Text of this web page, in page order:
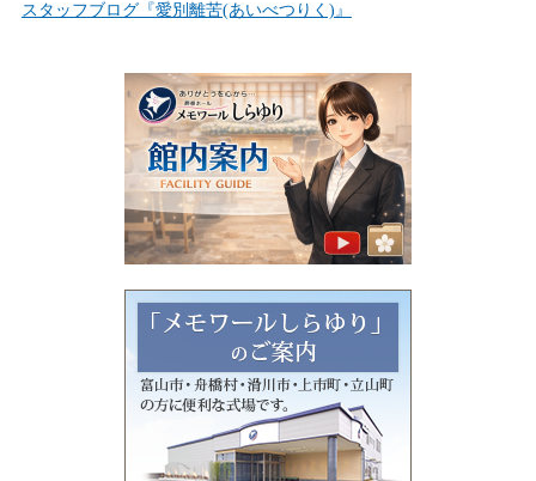
スタッフブログ『愛別離苦(あいべつりく)』